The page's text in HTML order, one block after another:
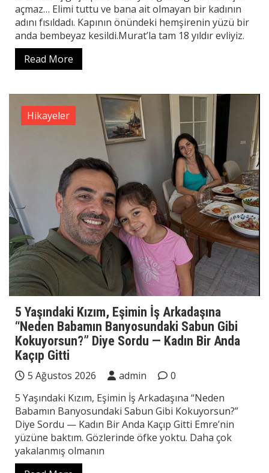
açmaz… Elimi tuttu ve bana ait olmayan bir kadının
adını fısıldadı. Kapının önündeki hemşirenin yüzü bir
anda bembeyaz kesildi.Murat’la tam 18 yıldır evliyiz.
Read More
Hikayeler
5 Yaşındaki Kızım, Eşimin İş Arkadaşına
“Neden Babamın Banyosundaki Sabun Gibi
Kokuyorsun?” Diye Sordu — Kadın Bir Anda
Kaçıp Gitti
5 Ağustos 2026 admin
0
5 Yaşındaki Kızım, Eşimin İş Arkadaşına “Neden
Babamın Banyosundaki Sabun Gibi Kokuyorsun?”
Diye Sordu — Kadın Bir Anda Kaçıp Gitti Emre’nin
yüzüne baktım. Gözlerinde öfke yoktu. Daha çok
yakalanmış olmanın